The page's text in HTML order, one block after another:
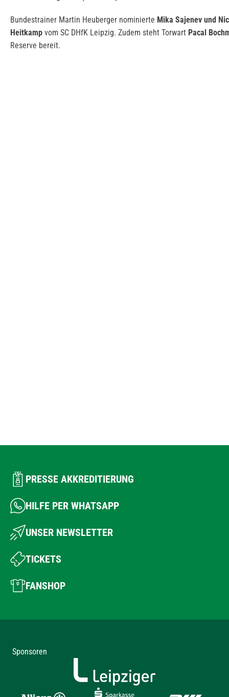
Bundestrainer Martin Heuberger nominierte Mika Sajenev und
Heitkamp vom SC DHfK Leipzig. Zudem steht Torwart Pacal
Reserve bereit.
PRESSE AKKREDITIERUNG
HILFE PER WHATSAPP
UNSER NEWSLETTER
TICKETS
FANSHOP
Sponsoren